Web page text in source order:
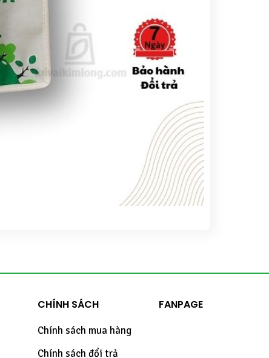
CHÍNH SÁCH
Chính sách mua hàng
Chính sách đổi trả
FANPAGE